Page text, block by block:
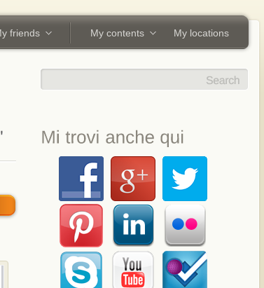
friends My contents My locations